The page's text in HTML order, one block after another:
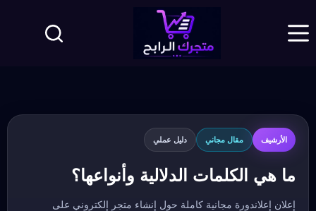
المحتوى
الأرشيف مقال مجاني دليل عملي
ما هي الكلمات الدلالية وأنواعها؟
إعلان إعلاندورة مجانية كاملة حول إنشاء متجر إلكتروني على